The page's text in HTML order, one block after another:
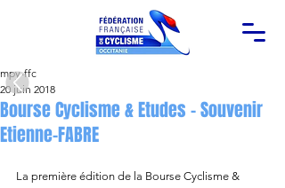
Bourse Cyclisme & Etudes – Souvenir
Etienne-FABRE
mpy-ffc
20 juin 2018
La première édition de la Bourse Cyclisme &